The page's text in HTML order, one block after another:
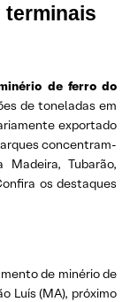
terminais
de ferro do
de toneladas em
exportado
concentram-
Tubarão,
os destaques
de minério de
Luís (MA), próximo